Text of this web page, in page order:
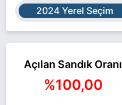
2024 Yerel Seçim
Açılan Sandık Oranı
%100,00